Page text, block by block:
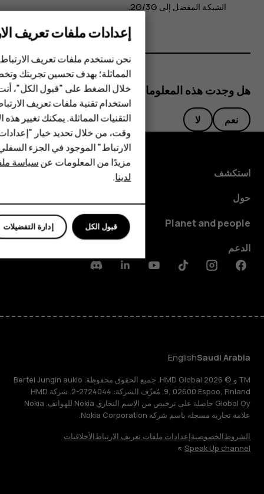
الهواتف الذكية
الهواتف المميزة
الأكسسوارات
HMD Terra M
HMD Watch
للأعمال
الشبكة المفضل إلى 2G/3G
.
هل وجدت هذه المعلومات مفيدة؟
نعم لا
استكشف
حول
Planet and people
الدعم
Facebook
Instagram
Tiktok
Youtube
Linkedin
Discord
Saudi Arabia
English
TM و © 2026 HMD Global. جميع الحقوق محفوظة. Bertel Jungin aukio
9, 02600 Espoo, Finland. مُعرِّف الشركة: 2724044-2. شركة HMD
Global Oy حاصلة على ترخيص من الاسم التجاري Nokia للهواتف. Nokia
علامة تجارية مسجلة باسم شركة Nokia Corporation.
الشروطالخصوصيةإعدادات ملفات تعريف الارتباطالأخلاقيات
Speak Up channel
إعدادات ملفات تعريف
نحن نستخدم ملفات تعريف
المماثلة؛ بهدف تحسين تجربتك
خلال الضغط على "قبول الكل"،
استخدام تقنية ملفات تعريف
التقنيات المماثلة. يمكنك تغيير
وقت، من خلال تحديد خيار
الارتباط" الموجود في الجزء
مزيدًا من المعلومات عنسياسة
لدينا.
إدارة التفضيلات قبول الكل